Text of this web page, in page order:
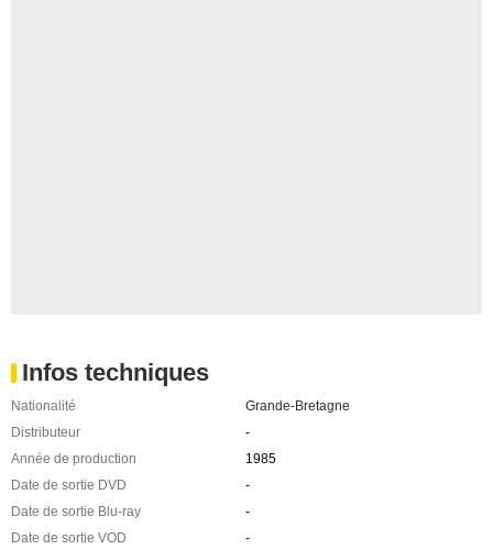
Infos techniques
Nationalité
Grande-Bretagne
Distributeur
-
Année de production
1985
Date de sortie DVD
-
Date de sortie Blu-ray
-
Date de sortie VOD
-